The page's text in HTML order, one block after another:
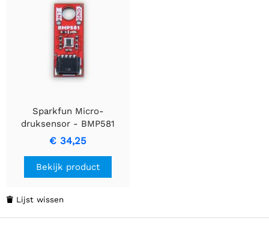
Sparkfun Micro-
druksensor - BMP581
(Qwiic)
€ 34,25
Bekijk product
 Lijst wissen